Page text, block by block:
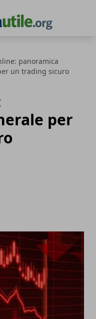
panoramica
un trading sicuro
per